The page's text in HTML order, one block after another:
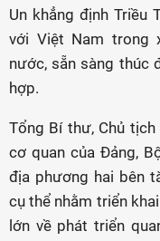
Un khẳng định Triều
với Việt Nam trong
nước, sẵn sàng thúc
hợp.
Tổng Bí thư, Chủ
cơ quan của Đảng,
địa phương hai bên
cụ thể nhằm triển
lớn về phát triển